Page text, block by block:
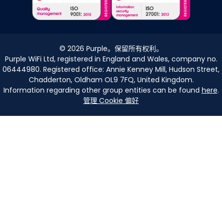
© 2026 Purple。保留所有权利。
Purple WiFi Ltd, registered in England and Wales, company no.
06444980. Registered office: Annie Kenney Mill, Hudson Street,
Chadderton, Oldham OL9 7FQ, United Kingdom.
Information regarding other group entities can be found here.
管理 Cookie 偏好